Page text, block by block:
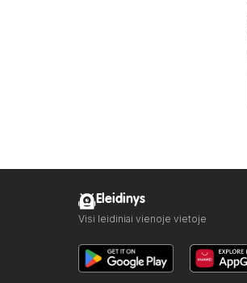
Eleidinys
Visi leidiniai vienoje vietoje